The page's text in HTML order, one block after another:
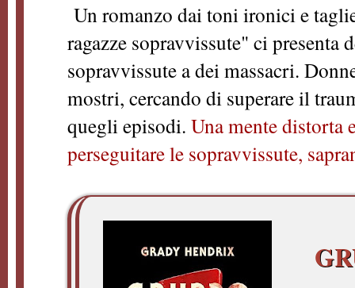
Un romanzo dai toni ironici e
ragazze sopravvissute" ci presenta
sopravvissute a dei massacri.
mostri, cercando di superare il
quegli episodi. Una mente distorta
perseguitare le sopravvissute,